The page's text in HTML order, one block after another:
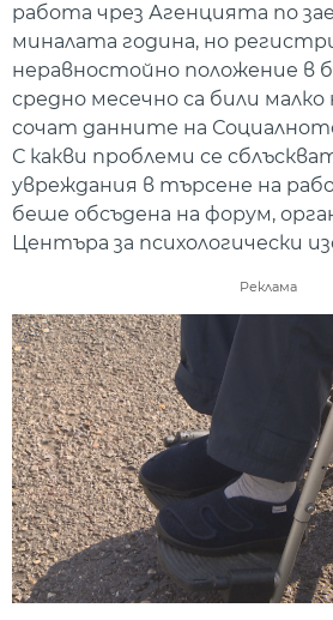
работа чрез Агенцията по
миналата година, но
неравностойно положение в
средно месечно са били малко
сочат данните на
С какви проблеми се
увреждания в търсене на
беше обсъдена на форум,
Центъра за психологически
Реклама